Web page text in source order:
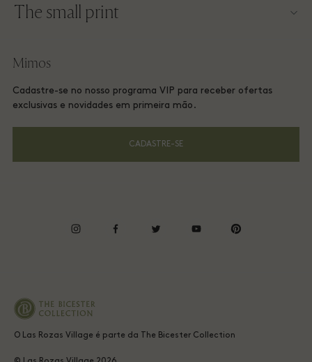
Baixe o app
Vale-presente
Perguntas frequentes
Torne-se um parceiro
The small print
Las Rozas Village Membership terms and conditions
Privacy Notices
Whistleblowing
Mimos
Cadastre-se no nosso programa VIP para receber ofertas
exclusivas e novidades em primeira mão.
CADASTRE-SE
O Las Rozas Village é parte da The Bicester Collection
instagramfacebooktwitter youtube pinterest